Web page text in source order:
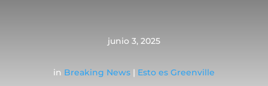
junio 3, 2025
in Breaking News| Esto es Greenville